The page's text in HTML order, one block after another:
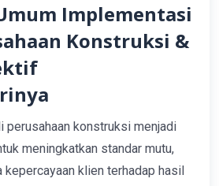
Implementasi
Konstruksi &
perusahaan konstruksi menjadi
meningkatkan standar mutu,
klien terhadap hasil